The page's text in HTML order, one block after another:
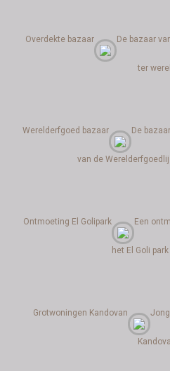
Overdekte bazaar De bazaar
ter
Werelderfgoed bazaar De
van de
Ontmoeting El Golipark Een
het El Goli
Grotwoningen Kandovan